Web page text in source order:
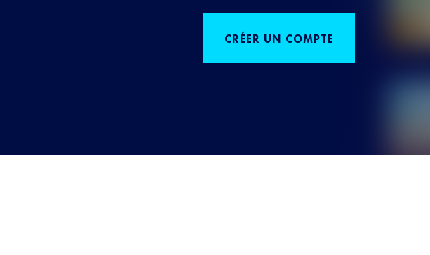
CRÉER UN COMPTE